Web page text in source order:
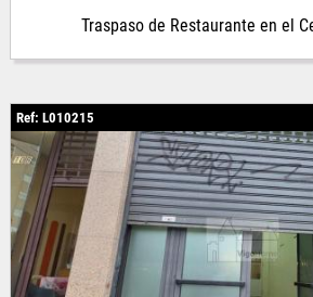
Traspaso de Restaurante en el
Ref: L010215